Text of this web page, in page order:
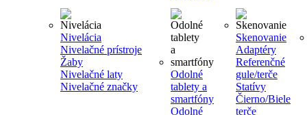
Nivelácia
Nivelačné prístroje
Žaby
Nivelačné laty
Nivelačné značky
Odolné
tablety a
smartfóny
Odolné
Skenovanie
Adaptéry
Referenčné
gule/terče
Statívy
Čierno/Biele
terče